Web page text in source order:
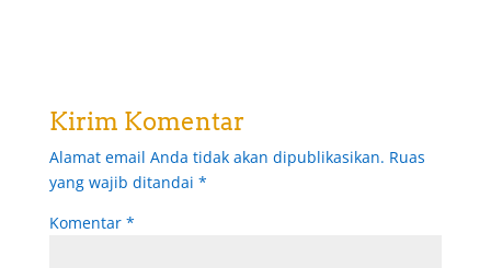
Kirim Komentar
Alamat email Anda tidak akan dipublikasikan. Ruas
yang wajib ditandai *
Komentar *